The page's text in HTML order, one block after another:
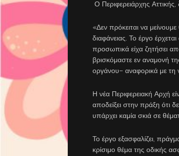
Ο Περιφερειάρχης
«Δεν πρόκειται να
διαφάνειας. Το έργο
προσωπικά είχα ζητήσει
βρισκόμαστε εν αναμονή
οργάνου– αναφορικά με τη
Η νέα Περιφερειακή Αρχή
αποδείξει στην πράξη ότι
υπάρχει καμία σκιά σε
Το έργο εξασφαλίζει,
κρίσιμο θέμα της οδικής